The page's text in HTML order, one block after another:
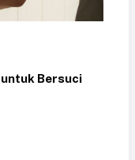
Bersuci